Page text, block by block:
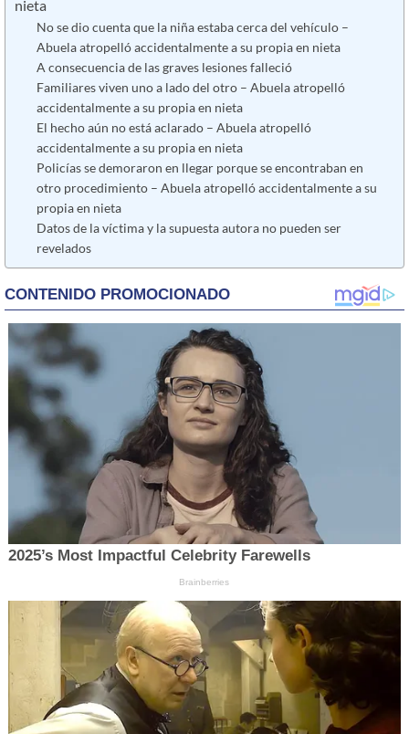
nieta
No se dio cuenta que la niña estaba cerca del vehículo –
Abuela atropelló accidentalmente a su propia en nieta
A consecuencia de las graves lesiones falleció
Familiares viven uno a lado del otro – Abuela atropelló
accidentalmente a su propia en nieta
El hecho aún no está aclarado – Abuela atropelló
accidentalmente a su propia en nieta
Policías se demoraron en llegar porque se encontraban en
otro procedimiento – Abuela atropelló accidentalmente a su
propia en nieta
Datos de la víctima y la supuesta autora no pueden ser
revelados